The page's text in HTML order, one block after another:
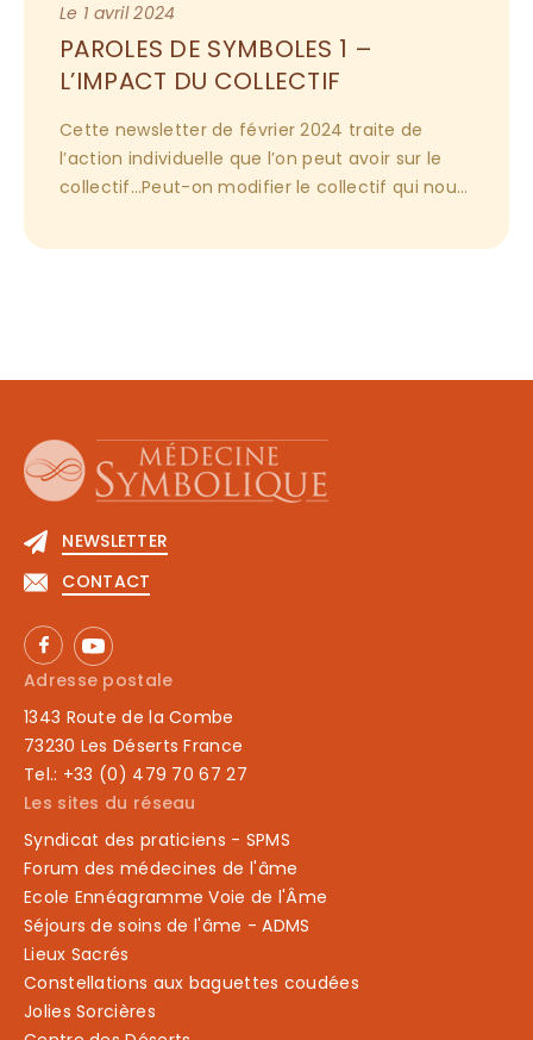
Le 1 avril 2024
PAROLES DE SYMBOLES 1 –
L’IMPACT DU COLLECTIF
Cette newsletter de février 2024 traite de
l’action individuelle que l’on peut avoir sur le
collectif…Peut-on modifier le collectif qui nous
Téléchargement ici.
NEWSLETTER
CONTACT
Adresse postale
1343 Route de la Combe
73230 Les Déserts France
Tel.: +33 (0) 479 70 67 27
Les sites du réseau
Syndicat des praticiens - SPMS
Forum des médecines de l'âme
Ecole Ennéagramme Voie de l'Âme
Séjours de soins de l'âme - ADMS
Lieux Sacrés
Constellations aux baguettes coudées
Jolies Sorcières